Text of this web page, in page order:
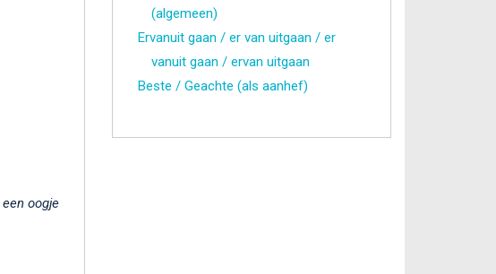
een oogje
(algemeen)
Ervanuit gaan / er van uitgaan / er
vanuit gaan / ervan uitgaan
Beste / Geachte (als aanhef)